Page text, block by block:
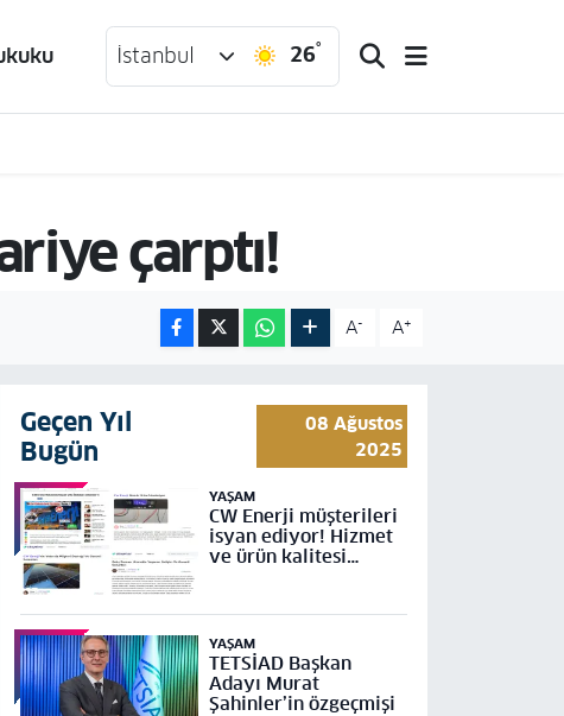
İstanbul 26°
çarptı!
A- A+
Geçen Yıl
Bugün
08 Ağustos
2025
YAŞAM
CW Enerji müşterileri
isyan ediyor! Hizmet
ve ürün kalitesi
YAŞAM
TETSİAD Başkan
Adayı Murat
Şahinler’in özgeçmişi